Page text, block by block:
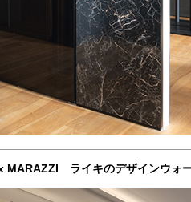
MARAZZI ライキのデザインウォ